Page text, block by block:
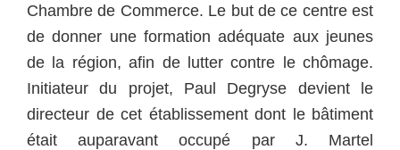
Chambre de Commerce. Le but de ce centre est
de donner une formation adéquate aux jeunes
de la région, afin de lutter contre le chômage.
Initiateur du projet, Paul Degryse devient le
directeur de cet établissement dont le bâtiment
était auparavant occupé par J. Martel